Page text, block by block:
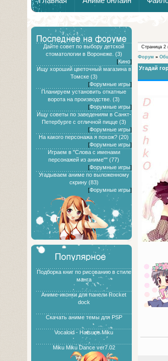
Дайте совет по выбору детской
стоматологии в Воронеже. (3)
[Кино]
Ищу хороший цветочный магазина в
Томске (3)
[Форумные игры]
Планируем установить откатные
ворота на производстве. (3)
[Форумные игры]
Ищу советы по заведениям в Санкт-
Петербурге с отличной пицце (3)
[Форумные игры]
На какого персонажа я похож? (20)
[Форумные игры]
Играем в "Слова с именами
персонажей из аниме"" (77)
[Форумные игры]
Угадываем аниме по выложенному
скрину (83)
[Форумные игры]
Подборка книг по рисованию в стиле
манга
Аниме-иконки для панели Rocket
dock
Скачать аниме темы для PSP
Vocaloid - Hatsune Miku
Miku Miku Dance ver7.02
Страница 2
Форум »
Угадай